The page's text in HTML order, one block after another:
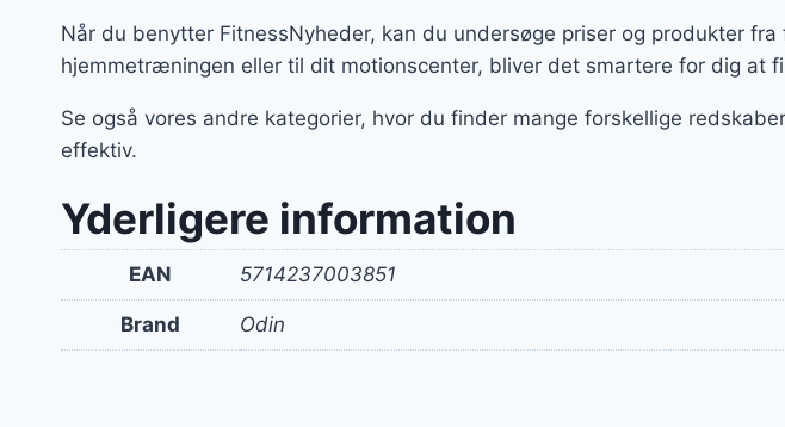
Når du benytter FitnessNyheder, kan du undersøge priser og produkter
hjemmetræningen eller til dit motionscenter, bliver det smartere for dig at
Se også vores andre kategorier, hvor du finder mange forskellige
effektiv.
Yderligere information
EAN 5714237003851
Brand Odin